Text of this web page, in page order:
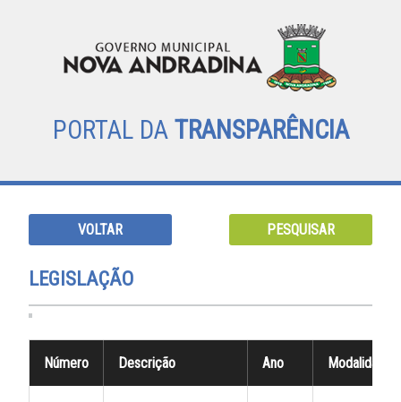
PORTAL DA TRANSPARÊNCIA
VOLTAR PESQUISAR
LEGISLAÇÃO
Número Descrição Ano Modalidade